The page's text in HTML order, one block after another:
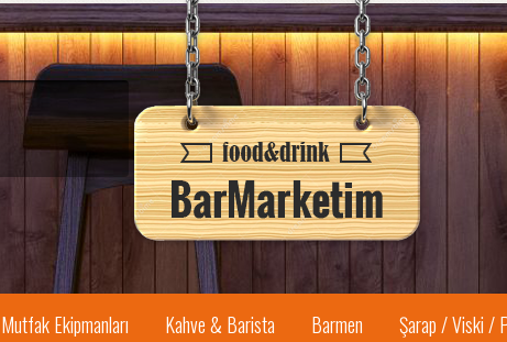
Mutfak Ekipmanları Kahve & Barista Barmen Şarap / Viski /